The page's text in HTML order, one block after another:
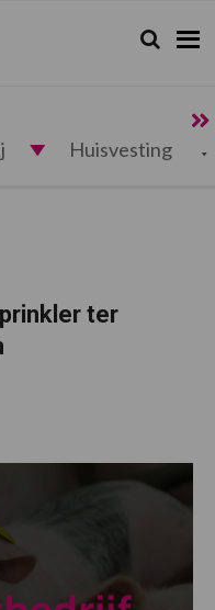
Zoeken...
Zoek
Huisvesting
ter